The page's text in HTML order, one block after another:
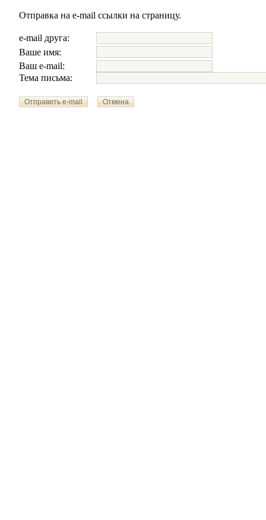
Отправка на e-mail ссылки на страницу.
e-mail друга:
Ваше имя:
Ваш e-mail:
Тема письма: